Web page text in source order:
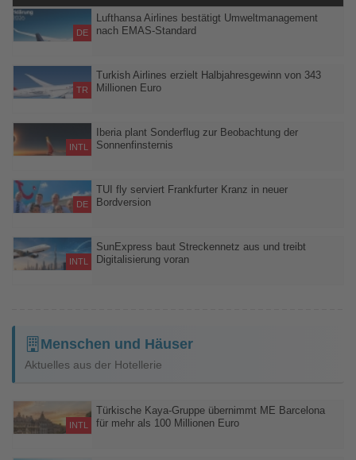
DE
Lufthansa Airlines bestätigt Umweltmanagement
nach EMAS-Standard
erstmals einbezogen – operative Treibstoffeffizienz steht im
Mittelpunkt der Umwelterklärung
TR
Turkish Airlines erzielt Halbjahresgewinn von 343
Millionen Euro
Umsatz auf mehr als 10,6 Milliarden Euro
INTL
Iberia plant Sonderflug zur Beobachtung der
Sonnenfinsternis
mehr als 10.000 Metern Höhe über den Wolken begleiten
DE
TUI fly serviert Frankfurter Kranz in neuer
Bordversion
Airline ihre Reihe regionaler Spezialitäten fort
INTL
SunExpress baut Streckennetz aus und treibt
Digitalisierung voran
fort.
Menschen und Häuser
Aktuelles aus der Hotellerie
INTL
Türkische Kaya-Gruppe übernimmt ME Barcelona
für mehr als 100 Millionen Euro